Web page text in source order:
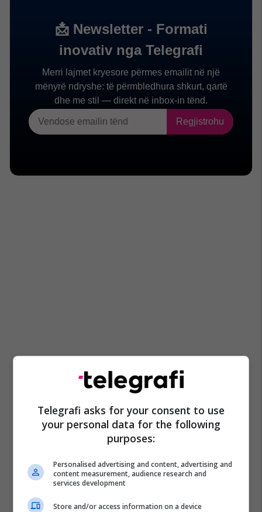
Telegrafi asks for your consent to use
your personal data for the following
purposes:
Personalised advertising and content, advertising and
content measurement, audience research and
services development
Store and/or access information on a device